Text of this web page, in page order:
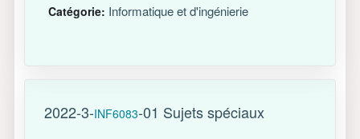
Catégorie: Informatique et d'ingénierie
2022-3-INF6083-01 Sujets spéciaux